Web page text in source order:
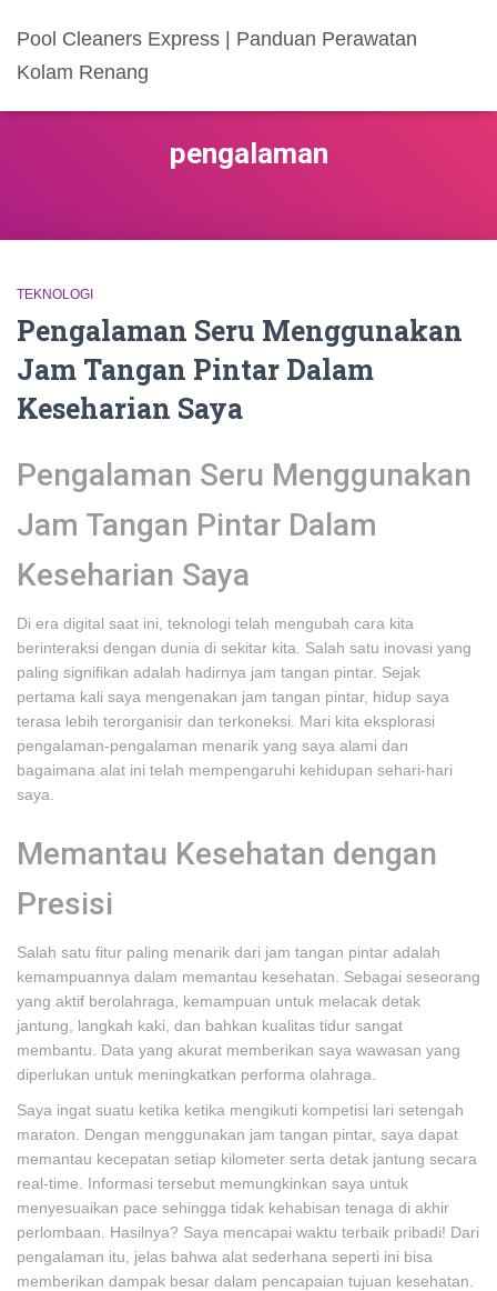
Pool Cleaners Express | Panduan Perawatan
Kolam Renang
pengalaman
TEKNOLOGI
Pengalaman Seru Menggunakan
Jam Tangan Pintar Dalam
Keseharian Saya
Pengalaman Seru Menggunakan
Jam Tangan Pintar Dalam
Keseharian Saya
Di era digital saat ini, teknologi telah mengubah cara kita
berinteraksi dengan dunia di sekitar kita. Salah satu inovasi yang
paling signifikan adalah hadirnya jam tangan pintar. Sejak
pertama kali saya mengenakan jam tangan pintar, hidup saya
terasa lebih terorganisir dan terkoneksi. Mari kita eksplorasi
pengalaman-pengalaman menarik yang saya alami dan
bagaimana alat ini telah mempengaruhi kehidupan sehari-hari
saya.
Memantau Kesehatan dengan
Presisi
Salah satu fitur paling menarik dari jam tangan pintar adalah
kemampuannya dalam memantau kesehatan. Sebagai seseorang
yang aktif berolahraga, kemampuan untuk melacak detak
jantung, langkah kaki, dan bahkan kualitas tidur sangat
membantu. Data yang akurat memberikan saya wawasan yang
diperlukan untuk meningkatkan performa olahraga.
Saya ingat suatu ketika ketika mengikuti kompetisi lari setengah
maraton. Dengan menggunakan jam tangan pintar, saya dapat
memantau kecepatan setiap kilometer serta detak jantung secara
real-time. Informasi tersebut memungkinkan saya untuk
menyesuaikan pace sehingga tidak kehabisan tenaga di akhir
perlombaan. Hasilnya? Saya mencapai waktu terbaik pribadi! Dari
pengalaman itu, jelas bahwa alat sederhana seperti ini bisa
memberikan dampak besar dalam pencapaian tujuan kesehatan.